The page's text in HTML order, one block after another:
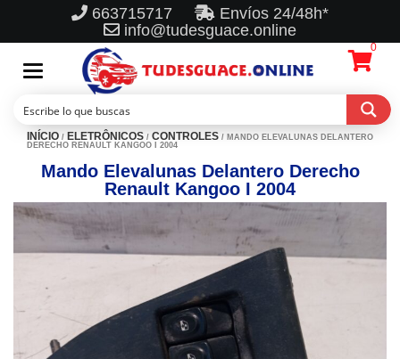
663715717
Envíos 24/48h*
info@tudesguace.online
Toggle
navigation
0
INÍCIO / ELETRÔNICOS / CONTROLES / MANDO ELEVALUNAS DELANTERO
DERECHO RENAULT KANGOO I 2004
Mando Elevalunas Delantero Derecho
Renault Kangoo I 2004